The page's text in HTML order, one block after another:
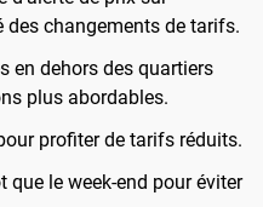
des changements de tarifs.
en dehors des quartiers
plus abordables.
profiter de tarifs réduits.
que le week-end pour éviter